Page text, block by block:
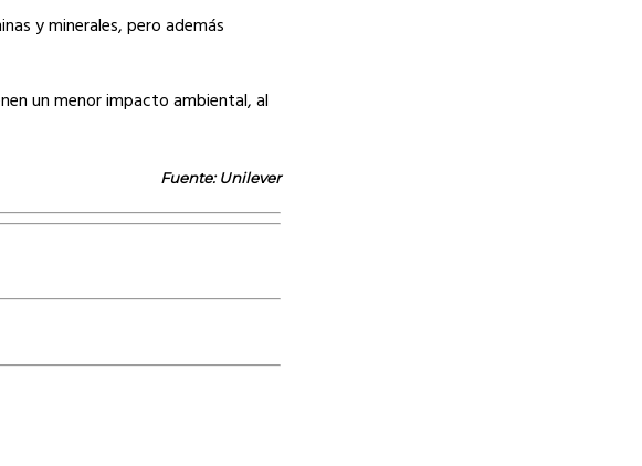
y minerales, pero además
un menor impacto ambiental, al
Fuente: Unilever